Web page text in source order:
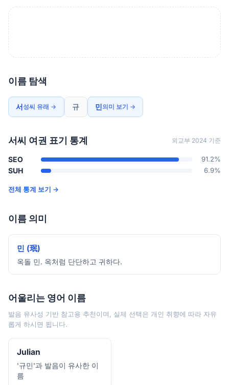
이름 탐색
서성씨 유래 → 규 민의미 보기 →
서씨 여권 표기 통계 외교부 2024 기준
SEO 91.2%
SUH 6.9%
전체 통계 보기 →
이름 의미
민 (珉)
옥돌 민. 옥처럼 단단하고 귀하다.
어울리는 영어 이름
발음 유사성 기반 참고용 추천이며, 실제 선택은 개인 취향에 따라 자유
롭게 하시면 됩니다.
Julian
'규민'과 발음이 유사한 이
름